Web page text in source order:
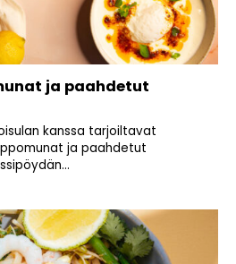
ja paahdetut
kanssa tarjoiltavat
ja paahdetut